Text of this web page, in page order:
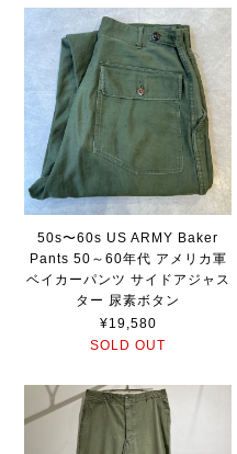
50s〜60s US ARMY Baker
Pants 50～60年代 アメリカ軍
ベイカーパンツ サイドアジャス
ター 尿素ボタン
¥19,580
SOLD OUT